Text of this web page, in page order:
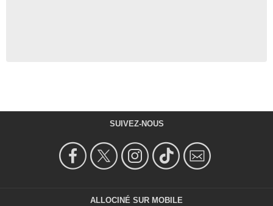
SUIVEZ-NOUS
ALLOCINÉ SUR MOBILE